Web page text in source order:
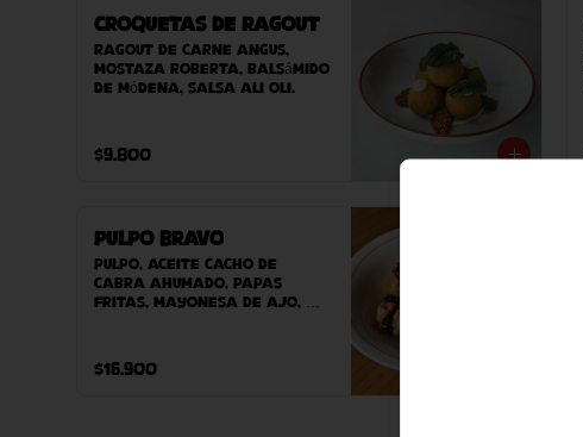
Croquetas de Ragout
Ragout de carne Angus,
mostaza Roberta, balsámido
de Módena, salsa ali oli.
$9.800
Pulpo Bravo
Pulpo, aceite cacho de
cabra ahumado, papas
fritas, mayonesa de ajo,
$16.900